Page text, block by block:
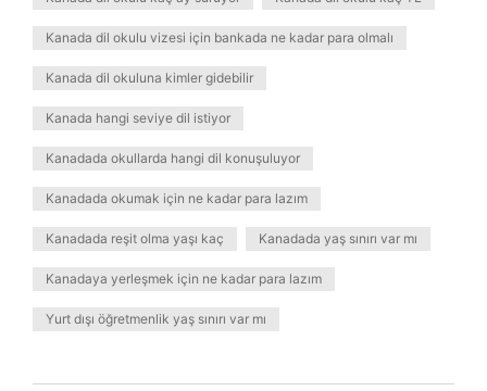
Kanada dil okulu vizesi için bankada ne kadar para olmalı
Kanada dil okuluna kimler gidebilir
Kanada hangi seviye dil istiyor
Kanadada okullarda hangi dil konuşuluyor
Kanadada okumak için ne kadar para lazım
Kanadada reşit olma yaşı kaç Kanadada yaş sınırı var mı
Kanadaya yerleşmek için ne kadar para lazım
Yurt dışı öğretmenlik yaş sınırı var mı